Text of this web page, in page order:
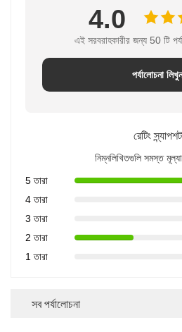
4.0
এই সরবরাহকারীর জন্য 50 টি
পর্যালোচনা লিখুন
রেটিং স্ন্যাপশট
নিম্নলিখিতগুলি সমস্ত
5 তারা
4 তারা
3 তারা
2 তারা
1 তারা
সব পর্যালোচনা